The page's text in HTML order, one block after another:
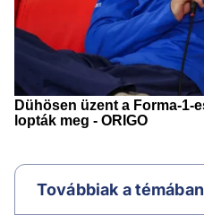
Továbbiak a témában